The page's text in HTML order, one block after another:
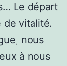
Le départ
de vitalité.
nous
à nous